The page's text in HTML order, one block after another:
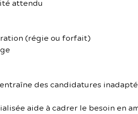
attendu
(régie ou forfait)
des candidatures
aide à cadrer le besoin en